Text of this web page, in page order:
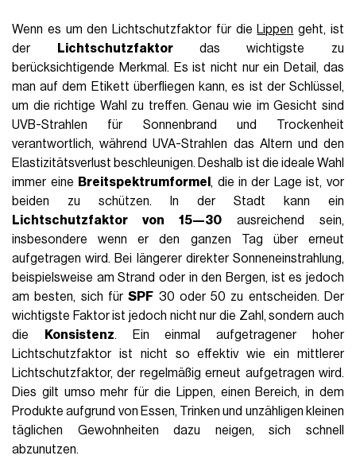
Wenn es um den Lichtschutzfaktor für die Lippen geht, ist
der
Lichtschutzfaktordas wichtigste zu
berücksichtigende Merkmal. Es ist nicht nur ein Detail, das
man auf dem Etikett überfliegen kann, es ist der Schlüssel,
um die richtige Wahl zu treffen. Genau wie im Gesicht sind
UVB-Strahlen für Sonnenbrand und Trockenheit
verantwortlich, während UVA-Strahlen das Altern und den
Elastizitätsverlust beschleunigen. Deshalb ist die ideale Wahl
immer eine Breitspektrumformel, die in der Lage ist, vor
beiden zu schützen. In der Stadt kann ein
Lichtschutzfaktor von 15—30 ausreichend sein,
insbesondere wenn er den ganzen Tag über erneut
aufgetragen wird. Bei längerer direkter Sonneneinstrahlung,
beispielsweise am Strand oder in den Bergen, ist es jedoch
am besten, sich fürSPF 30 oder 50 zu entscheiden. Der
wichtigste Faktor ist jedoch nicht nur die Zahl, sondern auch
die
Konsistenz. Ein einmal aufgetragener hoher
Lichtschutzfaktor ist nicht so effektiv wie ein mittlerer
Lichtschutzfaktor, der regelmäßig erneut aufgetragen wird.
Dies gilt umso mehr für die Lippen, einen Bereich, in dem
Produkte aufgrund von Essen, Trinken und unzähligen kleinen
täglichen Gewohnheiten dazu neigen, sich schnell
abzunutzen.